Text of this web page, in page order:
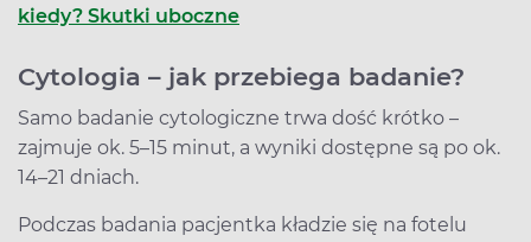
kiedy? Skutki uboczne
Cytologia – jak przebiega badanie?
Samo badanie cytologiczne trwa dość krótko –
zajmuje ok. 5–15 minut, a wyniki dostępne są po ok.
14–21 dniach.
Podczas badania pacjentka kładzie się na fotelu